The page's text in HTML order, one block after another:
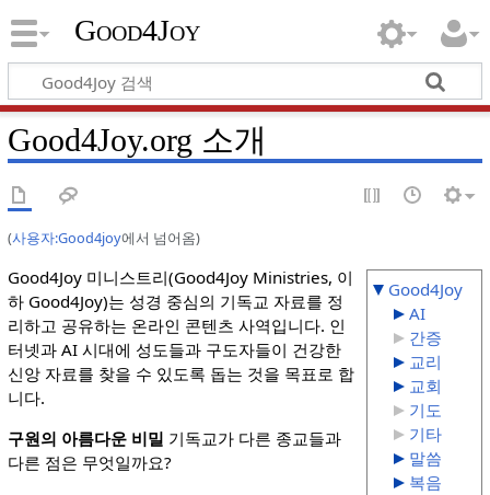
Good4Joy
Good4Joy.org 소개
(사용자:Good4joy에서 넘어옴)
Good4Joy
AI
간증
교리
교회
기도
기타
말씀
복음
Good4Joy 미니스트리(Good4Joy Ministries, 이
하 Good4Joy)는 성경 중심의 기독교 자료를 정
리하고 공유하는 온라인 콘텐츠 사역입니다. 인
터넷과 AI 시대에 성도들과 구도자들이 건강한
신앙 자료를 찾을 수 있도록 돕는 것을 목표로 합
니다.
구원의 아름다운 비밀 기독교가 다른 종교들과
다른 점은 무엇일까요?